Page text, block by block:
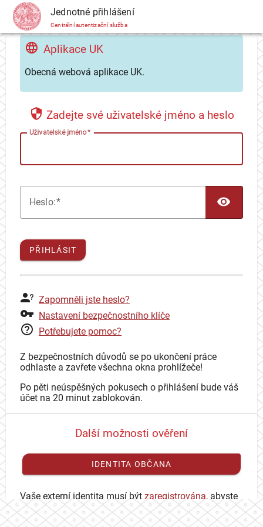
CAS Jednotné přihlášení
Centrální autentizační služba
Aplikace UK
Obecná webová aplikace UK.
Zadejte své uživatelské jméno a heslo
Uživatelské jméno
Heslo:
PŘIHLÁSIT
Zapomněli jste heslo?
Nastavení bezpečnostního klíče
Potřebujete pomoc?
Z bezpečnostních důvodů se po ukončení práce
odhlaste a zavřete všechna okna prohlížeče!
Po pěti neúspěšných pokusech o přihlášení bude váš
účet na 20 minut zablokován.
Další možnosti ověření
IDENTITA OBČANA
Vaše externí identita musí být zaregistrována, abyste
se mohli přihlásit ke svému CAS účtu.